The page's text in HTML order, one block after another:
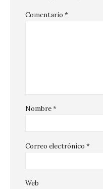
Comentario *
Nombre*
Correo electrónico *
Web